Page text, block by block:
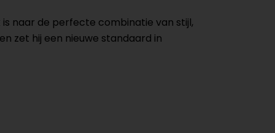
naar de perfecte combinatie van stijl,
zet hij een nieuwe standaard in